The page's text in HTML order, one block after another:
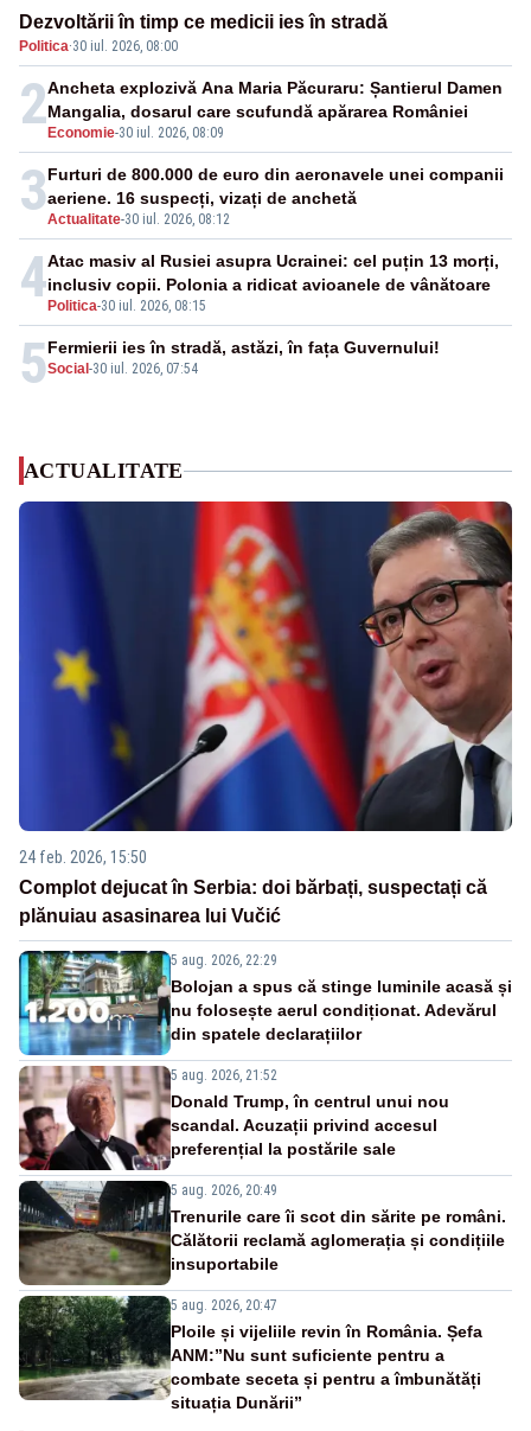
Dezvoltării în timp ce medicii ies în stradă
Politica·30 iul. 2026, 08:00
2 Economie-30 iul. 2026, 08:09
Ancheta explozivă Ana Maria Păcuraru: Șantierul Damen
Mangalia, dosarul care scufundă apărarea României
3Actualitate-30 iul. 2026, 08:12
Furturi de 800.000 de euro din aeronavele unei companii
aeriene. 16 suspecți, vizați de anchetă
4 Politica-30 iul. 2026, 08:15
Atac masiv al Rusiei asupra Ucrainei: cel puțin 13 morți,
inclusiv copii. Polonia a ridicat avioanele de vânătoare
5Social -30 iul. 2026, 07:54
Fermierii ies în stradă, astăzi, în fața Guvernului!
ACTUALITATE
24 feb. 2026, 15:50
Complot dejucat în Serbia: doi bărbați, suspectați că
plănuiau asasinarea lui Vučić
5 aug. 2026, 22:29
Bolojan a spus că stinge luminile acasă și
nu folosește aerul condiționat. Adevărul
din spatele declarațiilor
5 aug. 2026, 21:52
Donald Trump, în centrul unui nou
scandal. Acuzații privind accesul
preferențial la postările sale
5 aug. 2026, 20:49
Trenurile care îi scot din sărite pe români.
Călătorii reclamă aglomerația și condițiile
insuportabile
5 aug. 2026, 20:47
Ploile și vijeliile revin în România. Șefa
ANM:”Nu sunt suficiente pentru a
combate seceta și pentru a îmbunătăți
situația Dunării”